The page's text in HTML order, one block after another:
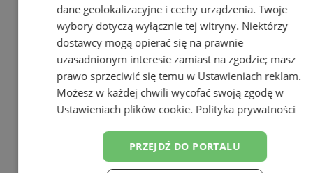
dane geolokalizacyjne i cechy urządzenia. Twoje
wybory dotyczą wyłącznie tej witryny. Niektórzy
dostawcy mogą opierać się na prawnie
uzasadnionym interesie zamiast na zgodzie; masz
prawo sprzeciwić się temu w Ustawieniach reklam.
Możesz w każdej chwili wycofać swoją zgodę w
Ustawieniach plików cookie. Polityka prywatności
PRZEJDŹ DO PORTALU